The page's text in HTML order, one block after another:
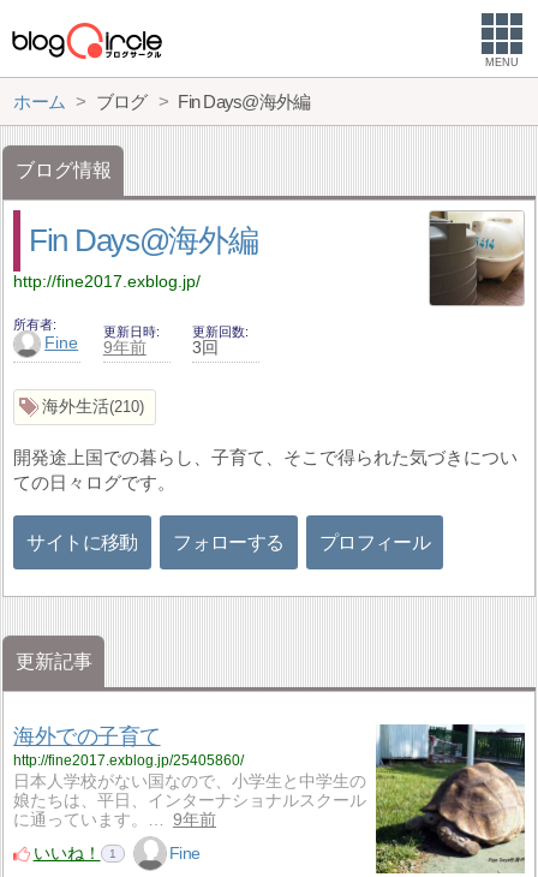
MENU
ホーム ブログ Fin Days@海外編
ブログ情報
Fin Days@海外編
http://fine2017.exblog.jp/
所有者
Fine
更新日時
9年前
更新回数
3回
海外生活 210
開発途上国での暮らし、子育て、そこで得られた気づきについ
ての日々ログです。
サイトに移動 フォローする プロフィール
更新記事
海外での子育て
http://fine2017.exblog.jp/25405860/
日本人学校がない国なので、小学生と中学生の
娘たちは、平日、インターナショナルスクール
に通っています。…
9年前
いいね！
1 Fine